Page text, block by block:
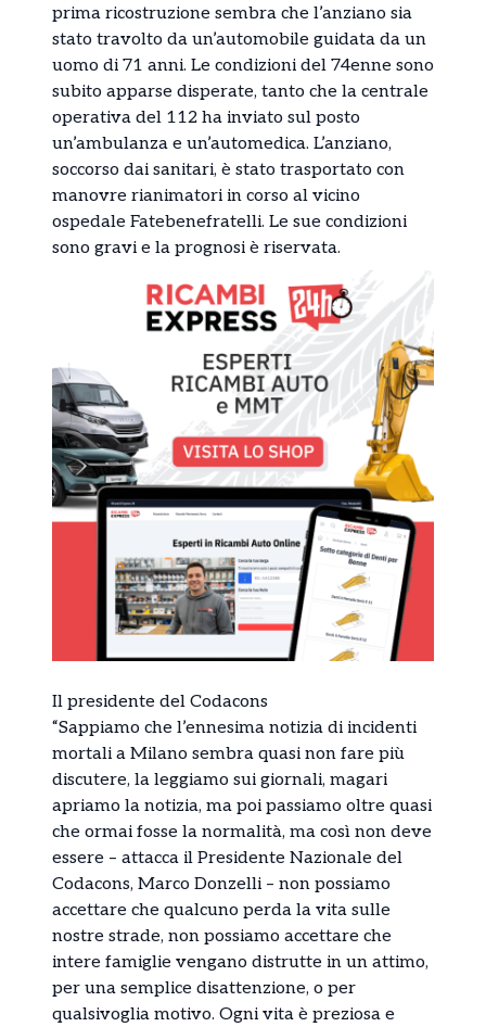
prima ricostruzione sembra che l’anziano sia
stato travolto da un’automobile guidata da un
uomo di 71 anni. Le condizioni del 74enne sono
subito apparse disperate, tanto che la centrale
operativa del 112 ha inviato sul posto
un’ambulanza e un’automedica. L’anziano,
soccorso dai sanitari, è stato trasportato con
manovre rianimatori in corso al vicino
ospedale Fatebenefratelli. Le sue condizioni
sono gravi e la prognosi è riservata.
Il presidente del Codacons
“Sappiamo che l’ennesima notizia di incidenti
mortali a Milano sembra quasi non fare più
discutere, la leggiamo sui giornali, magari
apriamo la notizia, ma poi passiamo oltre quasi
che ormai fosse la normalità, ma così non deve
essere – attacca il Presidente Nazionale del
Codacons, Marco Donzelli – non possiamo
accettare che qualcuno perda la vita sulle
nostre strade, non possiamo accettare che
intere famiglie vengano distrutte in un attimo,
per una semplice disattenzione, o per
qualsivoglia motivo. Ogni vita è preziosa e